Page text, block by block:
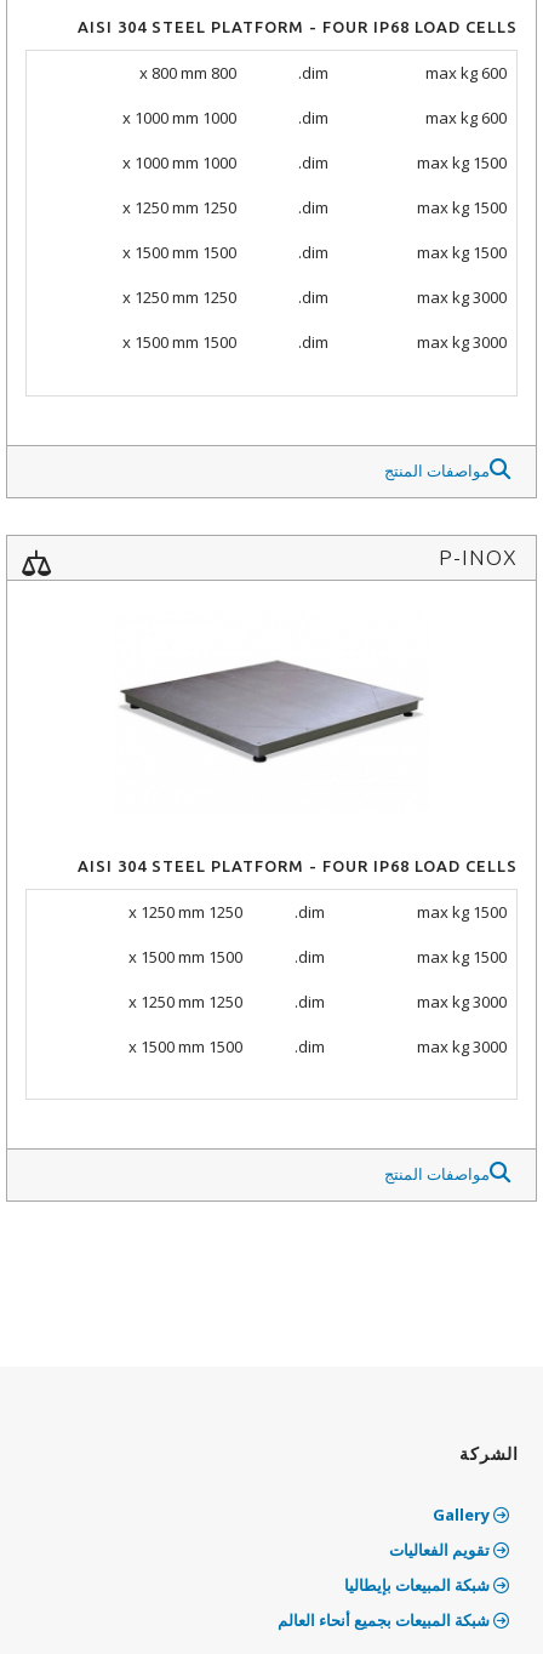
AISI 304 STEEL PLATFORM - FOUR IP68 LOAD CELLS
max kg 600
dim.
800 x 800 mm
max kg 600
dim.
1000 x 1000 mm
max kg 1500
dim.
1000 x 1000 mm
max kg 1500
dim.
1250 x 1250 mm
max kg 1500
dim.
1500 x 1500 mm
max kg 3000
dim.
1250 x 1250 mm
max kg 3000
dim.
1500 x 1500 mm
مواصفات المنتج
P-INOX
AISI 304 STEEL PLATFORM - FOUR IP68 LOAD CELLS
max kg 1500
dim.
1250 x 1250 mm
max kg 1500
dim.
1500 x 1500 mm
max kg 3000
dim.
1250 x 1250 mm
max kg 3000
dim.
1500 x 1500 mm
مواصفات المنتج
الشركة
Gallery
تقويم الفعاليات
شبكة المبيعات بإيطاليا
شبكة المبيعات بجميع أنحاء العالم